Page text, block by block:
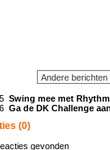
Swing mee met
Ga de DK Challenge
(0)
gevonden